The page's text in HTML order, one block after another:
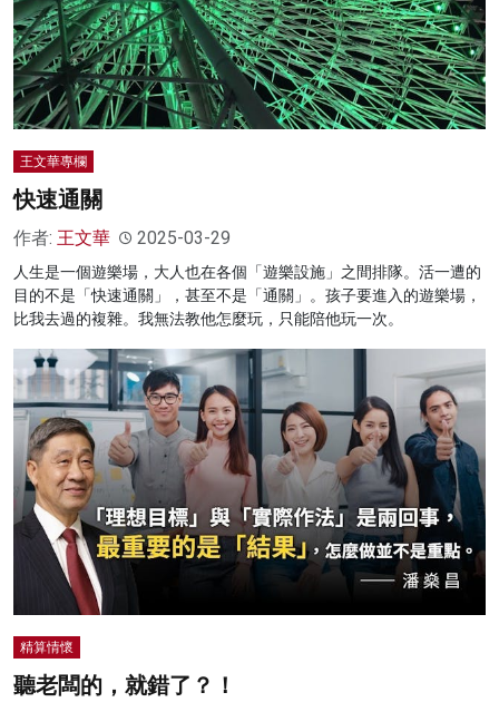
王文華專欄
快速通關
作者: 王文華 2025-03-29
人生是一個遊樂場，大人也在各個「遊樂設施」之間排隊。活一遭的
目的不是「快速通關」，甚至不是「通關」。孩子要進入的遊樂場，
比我去過的複雜。我無法教他怎麼玩，只能陪他玩一次。
精算情懷
聽老闆的，就錯了？！